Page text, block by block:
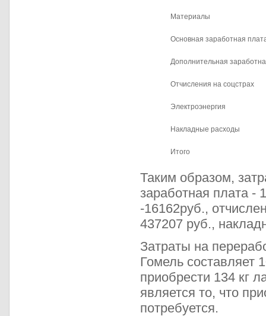
Материалы
Основная заработная
Дополнительная
Отчисления на соцстрах
Электроэнергия
Накладные расходы
Итого
Таким образом,
заработная плата -
-16162руб.,
437207 руб.,
Затраты на
Гомель составляет
приобрести 134 кг
является то, что
потребуется.